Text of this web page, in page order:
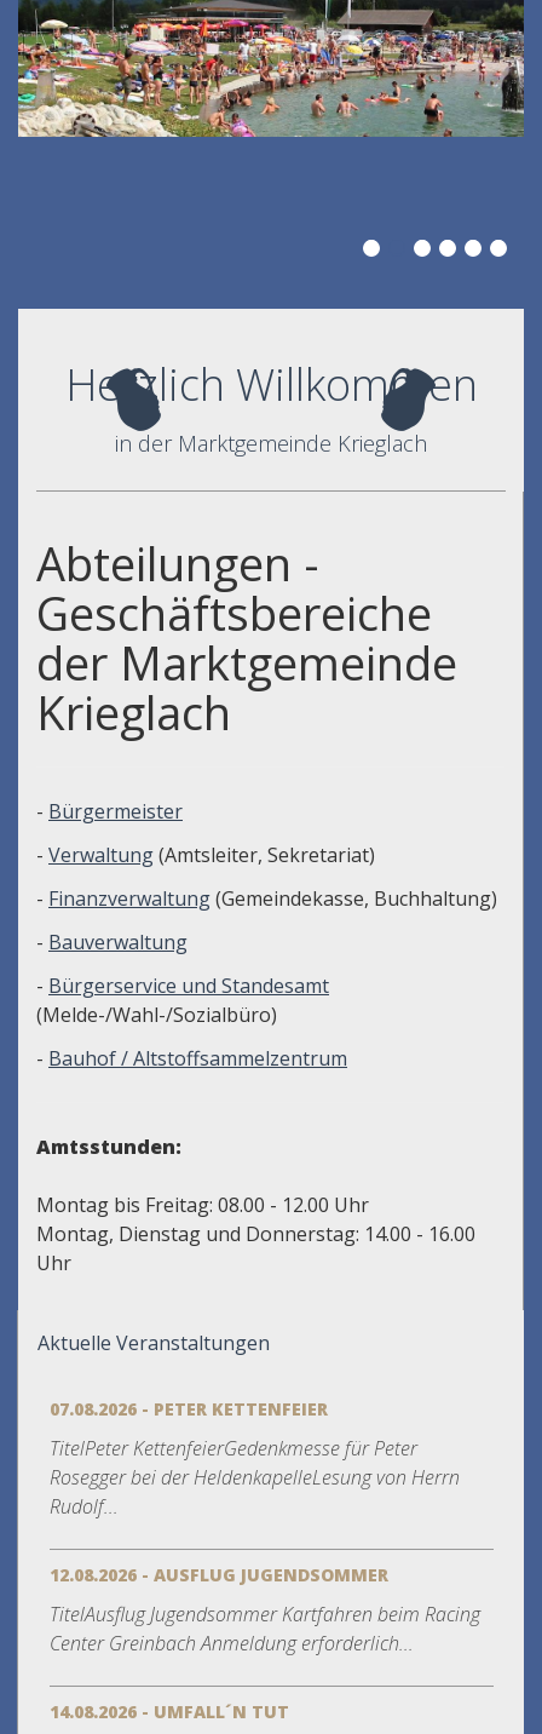
Herzlich Willkommen
in der Marktgemeinde Krieglach
Abteilungen -
Geschäftsbereiche
der Marktgemeinde
Krieglach
- Bürgermeister
- Verwaltung(Amtsleiter, Sekretariat)
- Finanzverwaltung(Gemeindekasse, Buchhaltung)
- Bauverwaltung
- Bürgerservice und Standesamt
(Melde-/Wahl-/Sozialbüro)
- Bauhof / Altstoffsammelzentrum
Amtsstunden:
Montag bis Freitag: 08.00 - 12.00 Uhr
Montag, Dienstag und Donnerstag: 14.00 - 16.00
Uhr
Aktuelle Veranstaltungen
07.08.2026 - PETER KETTENFEIER
TitelPeter KettenfeierGedenkmesse für Peter
Rosegger bei der HeldenkapelleLesung von Herrn
Rudolf...
12.08.2026 - AUSFLUG JUGENDSOMMER
TitelAusflug Jugendsommer Kartfahren beim Racing
Center Greinbach Anmeldung erforderlich...
14.08.2026 - UMFALL´N TUT